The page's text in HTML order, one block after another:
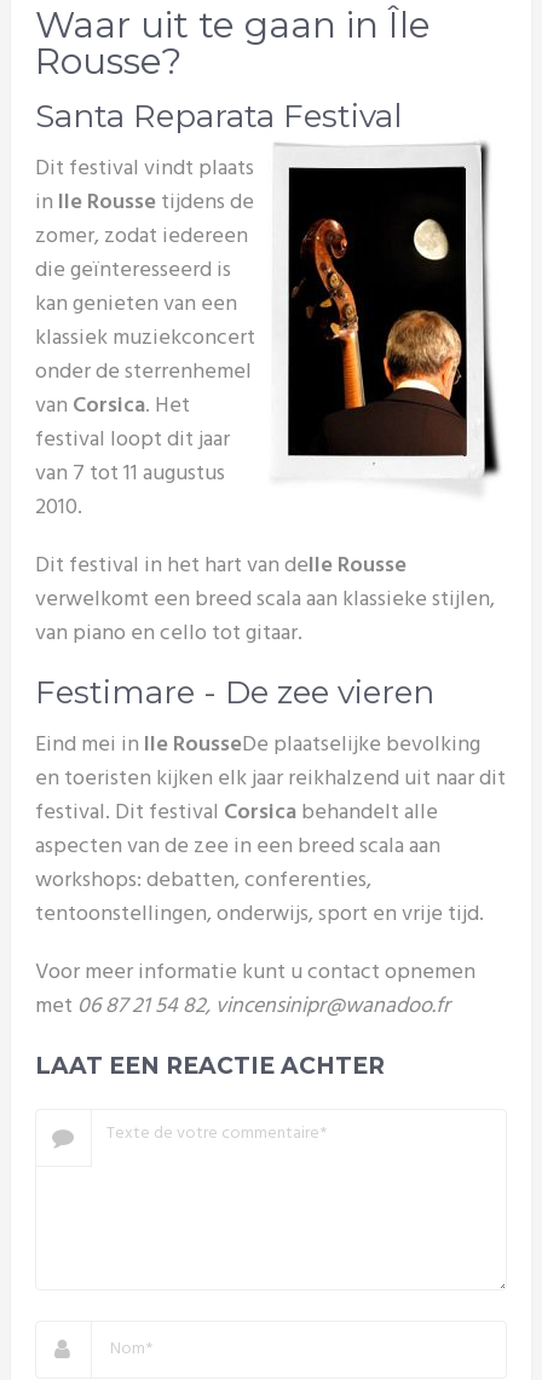
Waar uit te gaan in Île
Rousse?
Santa Reparata Festival
Dit festival vindt plaats
in Ile Roussetijdens de
zomer, zodat iedereen
die geïnteresseerd is
kan genieten van een
klassiek muziekconcert
onder de sterrenhemel
van Corsica. Het
festival loopt dit jaar
van 7 tot 11 augustus
2010.
Dit festival in het hart van deIle Rousse
verwelkomt een breed scala aan klassieke stijlen,
van piano en cello tot gitaar.
Festimare - De zee vieren
Eind mei in Ile RousseDe plaatselijke bevolking
en toeristen kijken elk jaar reikhalzend uit naar dit
festival. Dit festival Corsicabehandelt alle
aspecten van de zee in een breed scala aan
workshops: debatten, conferenties,
tentoonstellingen, onderwijs, sport en vrije tijd.
Voor meer informatie kunt u contact opnemen
met 06 87 21 54 82, vincensinipr@wanadoo.fr
LAAT EEN REACTIE ACHTER